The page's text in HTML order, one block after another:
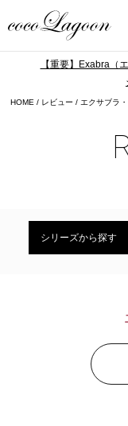
【重要】Exabra（
HOME レビュー エクサブラ
シリーズから探す